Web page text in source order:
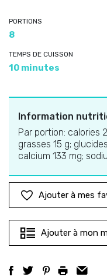
PORTIONS
8
TEMPS DE CUISSON
10 minutes
Information
Par portion: calories
grasses 15 g;
calcium 133 mg;
Ajouter à mes
Ajouter à mon